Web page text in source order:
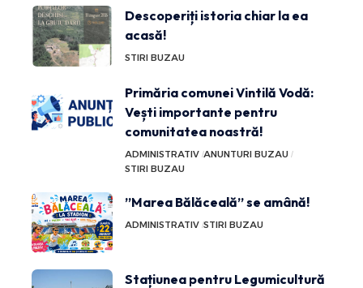
Descoperiți istoria chiar la ea
acasă!
STIRI BUZAU
Primăria comunei Vintilă Vodă:
Vești importante pentru
comunitatea noastră!
ADMINISTRATIV ANUNTURI BUZAU
STIRI BUZAU
”Marea Bălăceală” se amână!
ADMINISTRATIV STIRI BUZAU
Stațiunea pentru Legumicultură